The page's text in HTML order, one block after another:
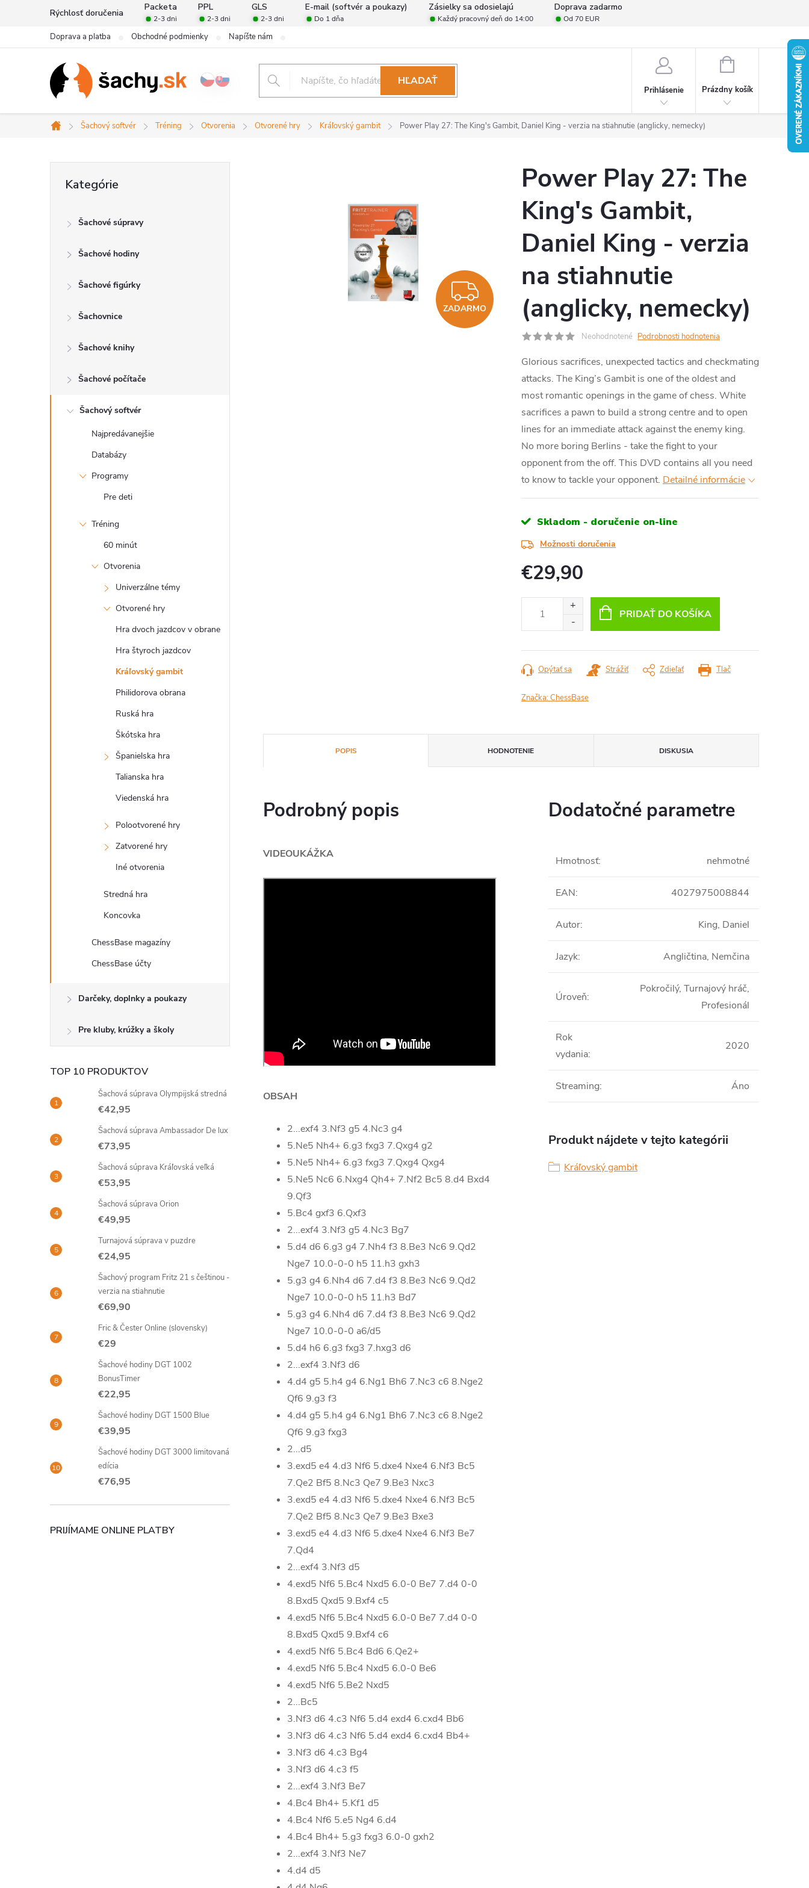
Rýchlosť doručenia
Packeta PPL GLS E-mail (softvér a poukazy) Zásielky sa odosielajú Doprava zadarmo
2-3 dni 2-3 dni 2-3 dni Do 1 dňa Každý pracovný deň do 14:00 Od 70 EUR
Doprava a platba Obchodné podmienky Napíšte nám
HĽADAŤ
Prihlásenie
NÁKUPNÝ
Prázdny košík
Domov
Šachový softvér Tréning Otvorenia Otvorené hry Kráľovský gambit Power Play 27: The King's Gambit, Daniel King - verzia na stiahnutie (anglicky, nemecky)
n
kategórie
Kategórie
Šachové súpravy
Šachové hodiny
Šachové figúrky
Šachovnice
Šachové knihy
Šachové počítače
Šachový softvér
Najpredávanejšie
Databázy
Programy
Pre deti
Tréning
60 minút
Otvorenia
Univerzálne témy
Otvorené hry
Hra dvoch jazdcov v obrane
Hra štyroch jazdcov
Kráľovský gambit
Philidorova obrana
Ruská hra
Škótska hra
Španielska hra
Talianska hra
Viedenská hra
Polootvorené hry
Zatvorené hry
Iné otvorenia
Stredná hra
Koncovka
ChessBase magazíny
ChessBase účty
Darčeky, doplnky a poukazy
Pre kluby, krúžky a školy
TOP 10 PRODUKTOV
Šachová súprava Olympijská stredná
€42,95
Šachová súprava Ambassador De lux
€73,95
Šachová súprava Kráľovská veľká
€53,95
Šachová súprava Orion
€49,95
Turnajová súprava v puzdre
€24,95
Šachový program Fritz 21 s češtinou -
verzia na stiahnutie
€69,90
Fric & Čester Online (slovensky)
€29
Šachové hodiny DGT 1002
BonusTimer
€22,95
Šachové hodiny DGT 1500 Blue
€39,95
Šachové hodiny DGT 3000 limitovaná
edícia
€76,95
PRIJÍMAME ONLINE PLATBY
ZADARMO
ZADARMO
Power Play 27: The
King's Gambit,
Daniel King - verzia
na stiahnutie
(anglicky, nemecky)
Neohodnotené Podrobnosti hodnotenia
Glorious sacrifices, unexpected tactics and checkmating
attacks. The King’s Gambit is one of the oldest and
most romantic openings in the game of chess. White
sacrifices a pawn to build a strong centre and to open
lines for an immediate attack against the enemy king.
No more boring Berlins - take the fight to your
opponent from the off. This DVD contains all you need
to know to tackle your opponent. Detailné informácie
Skladom - doručenie on-line
Možnosti doručenia
€29,90
PRIDAŤ DO KOŠÍKA
Tlač
Opýtať sa Strážiť Zdieľať
Značka:ChessBase
POPIS HODNOTENIE DISKUSIA
Podrobný popis
VIDEOUKÁŽKA
OBSAH
2...exf4 3.Nf3 g5 4.Nc3 g4
5.Ne5 Nh4+ 6.g3 fxg3 7.Qxg4 g2
5.Ne5 Nh4+ 6.g3 fxg3 7.Qxg4 Qxg4
5.Ne5 Nc6 6.Nxg4 Qh4+ 7.Nf2 Bc5 8.d4 Bxd4
9.Qf3
5.Bc4 gxf3 6.Qxf3
2...exf4 3.Nf3 g5 4.Nc3 Bg7
5.d4 d6 6.g3 g4 7.Nh4 f3 8.Be3 Nc6 9.Qd2
Nge7 10.0-0-0 h5 11.h3 gxh3
5.g3 g4 6.Nh4 d6 7.d4 f3 8.Be3 Nc6 9.Qd2
Nge7 10.0-0-0 h5 11.h3 Bd7
5.g3 g4 6.Nh4 d6 7.d4 f3 8.Be3 Nc6 9.Qd2
Nge7 10.0-0-0 a6/d5
5.d4 h6 6.g3 fxg3 7.hxg3 d6
2...exf4 3.Nf3 d6
4.d4 g5 5.h4 g4 6.Ng1 Bh6 7.Nc3 c6 8.Nge2
Qf6 9.g3 f3
4.d4 g5 5.h4 g4 6.Ng1 Bh6 7.Nc3 c6 8.Nge2
Qf6 9.g3 fxg3
2...d5
3.exd5 e4 4.d3 Nf6 5.dxe4 Nxe4 6.Nf3 Bc5
7.Qe2 Bf5 8.Nc3 Qe7 9.Be3 Nxc3
3.exd5 e4 4.d3 Nf6 5.dxe4 Nxe4 6.Nf3 Bc5
7.Qe2 Bf5 8.Nc3 Qe7 9.Be3 Bxe3
3.exd5 e4 4.d3 Nf6 5.dxe4 Nxe4 6.Nf3 Be7
7.Qd4
2...exf4 3.Nf3 d5
4.exd5 Nf6 5.Bc4 Nxd5 6.0-0 Be7 7.d4 0-0
8.Bxd5 Qxd5 9.Bxf4 c5
4.exd5 Nf6 5.Bc4 Nxd5 6.0-0 Be7 7.d4 0-0
8.Bxd5 Qxd5 9.Bxf4 c6
4.exd5 Nf6 5.Bc4 Bd6 6.Qe2+
4.exd5 Nf6 5.Bc4 Nxd5 6.0-0 Be6
4.exd5 Nf6 5.Be2 Nxd5
2...Bc5
3.Nf3 d6 4.c3 Nf6 5.d4 exd4 6.cxd4 Bb6
3.Nf3 d6 4.c3 Nf6 5.d4 exd4 6.cxd4 Bb4+
3.Nf3 d6 4.c3 Bg4
3.Nf3 d6 4.c3 f5
2...exf4 3.Nf3 Be7
4.Bc4 Bh4+ 5.Kf1 d5
4.Bc4 Nf6 5.e5 Ng4 6.d4
4.Bc4 Bh4+ 5.g3 fxg3 6.0-0 gxh2
2...exf4 3.Nf3 Ne7
4.d4 d5
Dodatočné parametre
Hmotnosť: nehmotné
EAN: 4027975008844
Autor: King, Daniel
Jazyk: Angličtina, Nemčina
Úroveň:
Pokročilý, Turnajový hráč,
Profesionál
Rok
vydania:
2020
Streaming: Áno
Produkt nájdete v tejto kategórii
Kráľovský gambit